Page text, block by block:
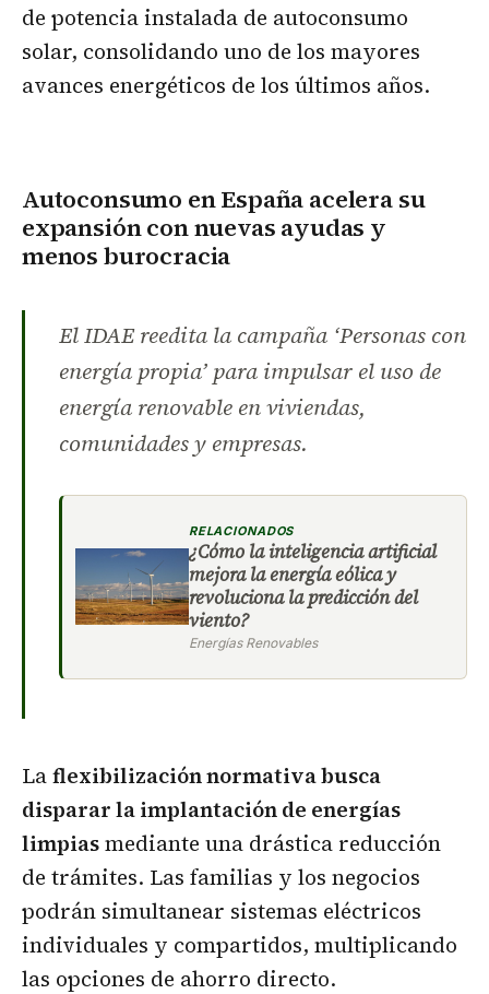
de potencia instalada de autoconsumo
solar, consolidando uno de los mayores
avances energéticos de los últimos años.
Autoconsumo en España acelera su
expansión con nuevas ayudas y
menos burocracia
El IDAE reedita la campaña ‘Personas con
energía propia’ para impulsar el uso de
energía renovable en viviendas,
comunidades y empresas.
RELACIONADOS
¿Cómo la inteligencia artificial
mejora la energía eólica y
revoluciona la predicción del
viento?
Energías Renovables
Laflexibilización normativa busca
disparar la implantación de energías
limpiasmediante una drástica reducción
de trámites. Las familias y los negocios
podrán simultanear sistemas eléctricos
individuales y compartidos, multiplicando
las opciones de ahorro directo.